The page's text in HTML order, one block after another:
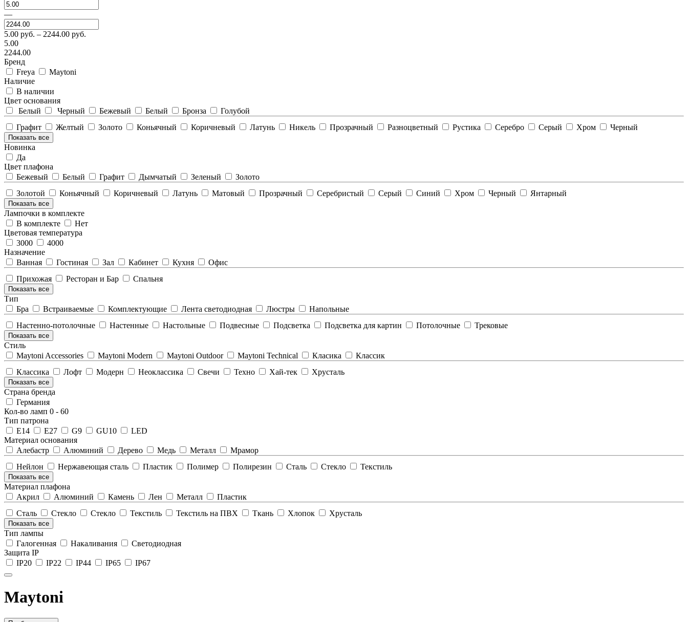
—
5.00 руб. – 2244.00 руб.
5.00
2244.00
Бренд
Freya
Maytoni
Наличие
В наличии
Цвет основания
Белый
Черный Бежевый Белый Бронза
Голубой
Графит
Желтый Золото Коньячный Коричневый Латунь Никель Прозрачный Разноцветный Рустика Серебро Серый Хром Черный
Показать все
Новинка
Да
Цвет плафона
Бежевый
Белый Графит Дымчатый Зеленый
Золото
Золотой
Коньячный Коричневый Латунь Матовый Прозрачный Серебристый Серый Синий Хром Черный Янтарный
Показать все
Лампочки в комплекте
В комплекте
Нет
Цветовая температура
3000
4000
Назначение
Ванная
Гостиная Зал Кабинет Кухня
Офис
Прихожая
Ресторан и Бар Спальня
Показать все
Тип
Бра
Встраиваемые Комплектующие Лента светодиодная Люстры
Напольные
Настенно-потолочные
Настенные Настольные Подвесные Подсветка Подсветка для картин Потолочные Трековые
Показать все
Стиль
Maytoni Accessories
Maytoni Modern Maytoni Outdoor Maytoni Technical Класика
Классик
Классика
Лофт Модерн Неоклассика Свечи Техно Хай-тек Хрусталь
Показать все
Страна бренда
Германия
Кол-во ламп 0 - 60
Тип патрона
E14
E27 G9 GU10
LED
Материал основания
Алебастр
Алюминий Дерево Медь Металл
Мрамор
Нейлон
Нержавеющая сталь Пластик Полимер Полирезин Сталь Стекло Текстиль
Показать все
Материал плафона
Акрил
Алюминий Камень Лен Металл
Пластик
Сталь
Стекло Стекло Текстиль Текстиль на ПВХ Ткань Хлопок Хрусталь
Показать все
Тип лампы
Галогенная
Накаливания
Светодиодная
Защита IP
IP20
IP22 IP44 IP65 IP67
Maytoni